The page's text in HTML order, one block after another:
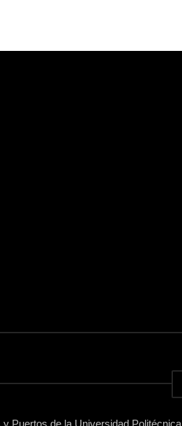
Puertos de la Universidad Politécnica